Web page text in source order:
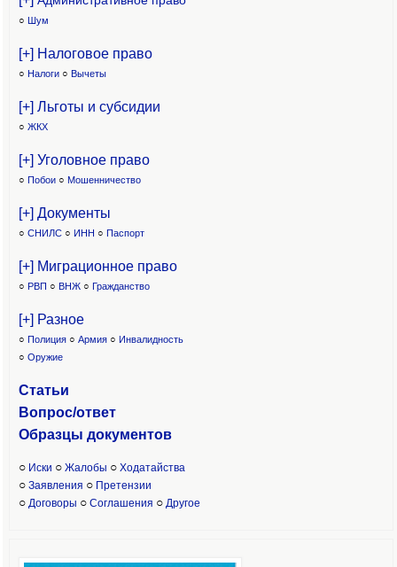
○ Шум
[+] Налоговое право
○ Налоги ○ Вычеты
[+] Льготы и субсидии
○ ЖКХ
[+] Уголовное право
○ Побои ○ Мошенничество
[+] Документы
○ СНИЛС ○ ИНН ○ Паспорт
[+] Миграционное право
○ РВП ○ ВНЖ ○ Гражданство
[+] Разное
○ Полиция ○ Армия ○ Инвалидность
○ Оружие
Статьи
Вопрос/ответ
Образцы документов
○ Иски ○ Жалобы ○ Ходатайства
○ Заявления ○ Претензии
○ Договоры ○ Соглашения ○ Другое